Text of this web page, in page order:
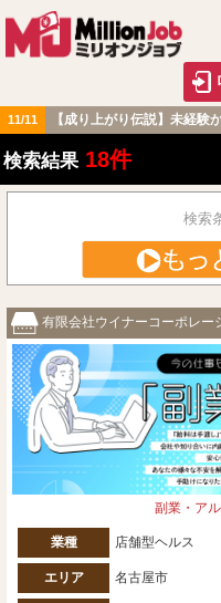
11/11 【成り上がり伝説】未経験からスピー
東海版
検索結果 18件
検索
有限会社ウイナーコーポレー
副業・ア
業種 店舗型ヘルス
エリア 名古屋市